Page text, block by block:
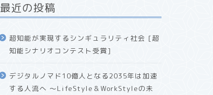
最近の投稿
超知能が実現するシンギュラリティ社会 [超
知能シナリオコンテスト受賞]
デジタルノマド10億人となる2035年は加速
する人流へ 〜LifeStyle＆WorkStyleの未